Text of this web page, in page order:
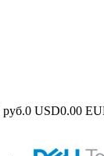
руб.0 USD0.00